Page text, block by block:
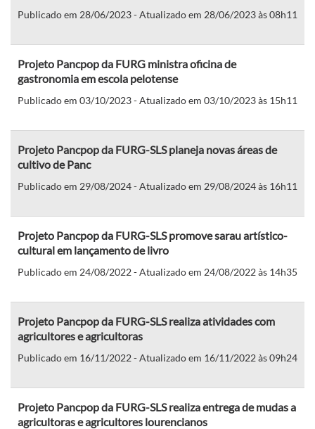
Publicado em 28/06/2023 - Atualizado em 28/06/2023 às 08h11
Projeto Pancpop da FURG ministra oficina de
gastronomia em escola pelotense
Publicado em 03/10/2023 - Atualizado em 03/10/2023 às 15h11
Projeto Pancpop da FURG-SLS planeja novas áreas de
cultivo de Panc
Publicado em 29/08/2024 - Atualizado em 29/08/2024 às 16h11
Projeto Pancpop da FURG-SLS promove sarau artístico-
cultural em lançamento de livro
Publicado em 24/08/2022 - Atualizado em 24/08/2022 às 14h35
Projeto Pancpop da FURG-SLS realiza atividades com
agricultores e agricultoras
Publicado em 16/11/2022 - Atualizado em 16/11/2022 às 09h24
Projeto Pancpop da FURG-SLS realiza entrega de mudas a
agricultoras e agricultores lourencianos